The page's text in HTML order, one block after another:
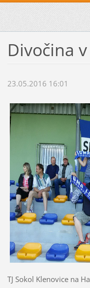
Divočina
23.05.2016 16:01
TJ Sokol Klenovice na